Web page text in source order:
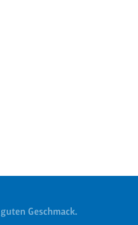
Geschmack.